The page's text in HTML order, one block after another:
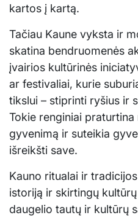
kartos į kartą.
Tačiau Kaune vyksta ir
skatina bendruomenės
įvairios kultūrinės
ar festivaliai, kurie
tikslui – stiprinti ryšius ir
Tokie renginiai
gyvenimą ir suteikia
išreikšti save.
Kauno ritualai ir
istoriją ir skirtingų
daugelio tautų ir kultūrų